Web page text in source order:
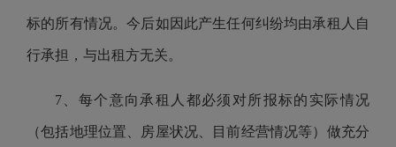
标的所有情况。今后如因此产生任何纠纷均由承租人自
行承担，与出租方无关。
7、每个意向承租人都必须对所报标的实际情况
（包括地理位置、房屋状况、目前经营情况等）做充分